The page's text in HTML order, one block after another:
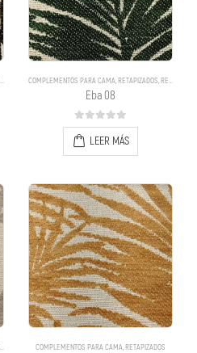
COMPLEMENTOS PARA CAMA,RETAPIZADOS,RETAPIZADOS
Eba 08
0out of 5
LEER MÁS
COMPLEMENTOS PARA CAMA,RETAPIZADOS